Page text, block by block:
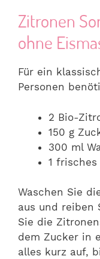
Zitronen
ohne
Für ein
Personen
2 Bio-
150 g
300 ml
1 frisches
Waschen Sie
aus und reiben
Sie die
dem Zucker in
alles kurz auf,